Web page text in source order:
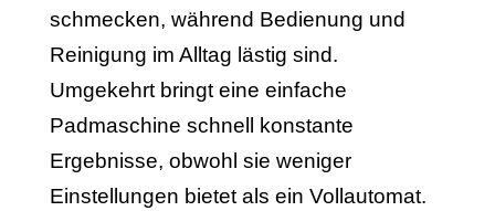
schmecken, während Bedienung und
Reinigung im Alltag lästig sind.
Umgekehrt bringt eine einfache
Padmaschine schnell konstante
Ergebnisse, obwohl sie weniger
Einstellungen bietet als ein Vollautomat.